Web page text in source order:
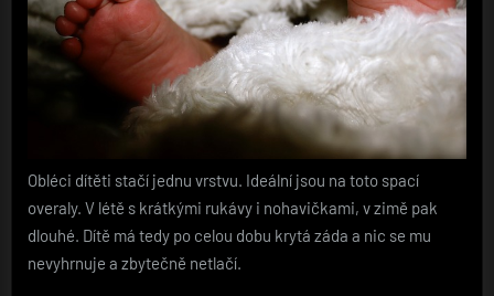
Obléci dítěti stačí jednu vrstvu. Ideální jsou na toto spací
overaly. V létě s krátkými rukávy i nohavičkami, v zimě pak
dlouhé. Dítě má tedy po celou dobu krytá záda a nic se mu
nevyhrnuje a zbytečně netlačí.